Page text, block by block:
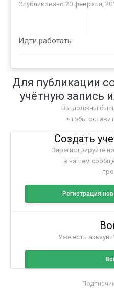
Опубликовано 20 февраля,
Идти работать
Для публикации
учётную запись
Вы должны
чтобы
Создать
Зарегистрируйте
в нашем
Регистрация
Уже есть